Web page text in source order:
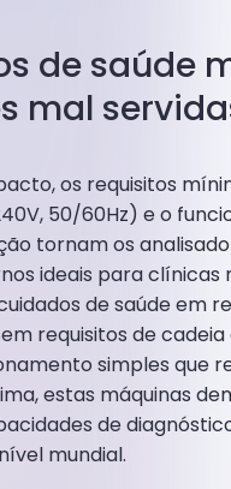
de saúde
mal
os requisitos
50/60Hz) e o
tornam os
ideais para clínicas
de saúde em
requisitos de
simples que
estas máquinas
de
mundial.